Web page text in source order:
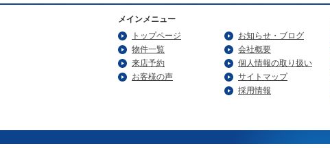
メインメニュー
トップページ
物件一覧
来店予約
お客様の声
お知らせ・ブログ
会社概要
個人情報の取り扱い
サイトマップ
採用情報